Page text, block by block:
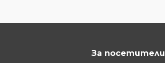
За посетители